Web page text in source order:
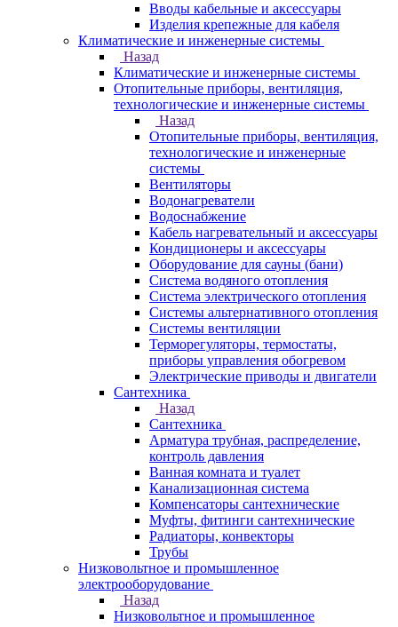
Вводы кабельные и аксессуары
Изделия крепежные для кабеля
Климатические и инженерные системы
Назад
Климатические и инженерные системы
Отопительные приборы, вентиляция,
технологические и инженерные системы
Назад
Отопительные приборы, вентиляция,
технологические и инженерные
системы
Вентиляторы
Водонагреватели
Водоснабжение
Кабель нагревательный и аксессуары
Кондиционеры и аксессуары
Оборудование для сауны (бани)
Система водяного отопления
Система электрического отопления
Системы альтернативного отопления
Системы вентиляции
Терморегуляторы, термостаты,
приборы управления обогревом
Электрические приводы и двигатели
Сантехника
Назад
Сантехника
Арматура трубная, распределение,
контроль давления
Ванная комната и туалет
Канализационная система
Компенсаторы сантехнические
Муфты, фитинги сантехнические
Радиаторы, конвекторы
Трубы
Низковольтное и промышленное
электрооборудование
Назад
Низковольтное и промышленное